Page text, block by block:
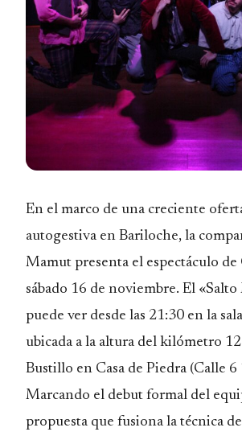
En el marco de una creciente
autogestiva en Bariloche, la
Mamut presenta el espectáculo de
sábado 16 de noviembre. El
puede ver desde las 21:30 en la sala
ubicada a la altura del kilómetro
Bustillo en Casa de Piedra (Calle 6
Marcando el debut formal del
propuesta que fusiona la técnica